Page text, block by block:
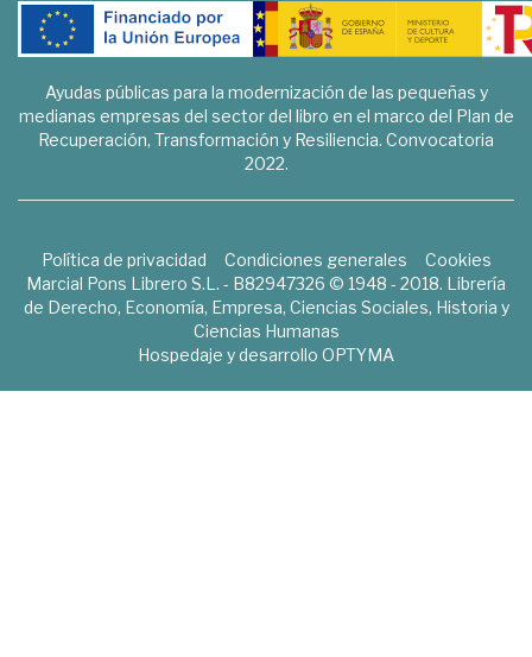
Ayudas públicas para la modernización de las pequeñas y
medianas empresas del sector del libro en el marco del Plan de
Recuperación, Transformación y Resiliencia. Convocatoria
2022.
Política de privacidad Condiciones generales
Cookies
Marcial Pons Librero S.L. - B82947326 © 1948 - 2018. Librería
de Derecho, Economía, Empresa, Ciencias Sociales, Historia y
Ciencias Humanas
Hospedaje y desarrollo OPTYMA